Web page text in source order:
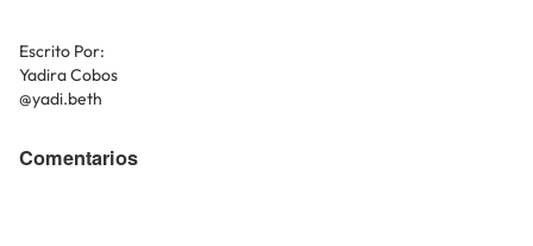
Escrito Por:
Yadira Cobos
@yadi.beth
Comentarios